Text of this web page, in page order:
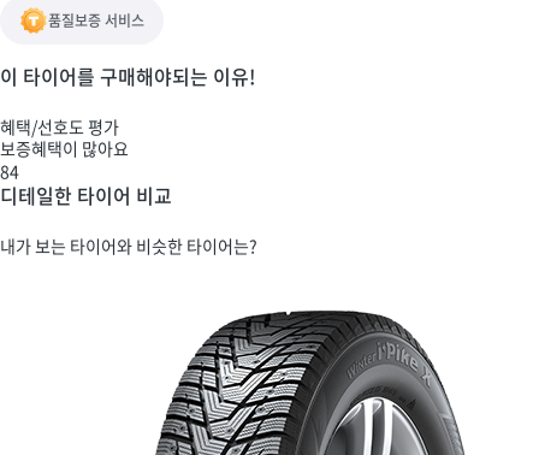
품질보증 서비스
이 타이어를 구매해야되는 이유!
혜택/선호도 평가
보증혜택이 많아요
84
디테일한 타이어 비교
내가 보는 타이어와 비슷한 타이어는?